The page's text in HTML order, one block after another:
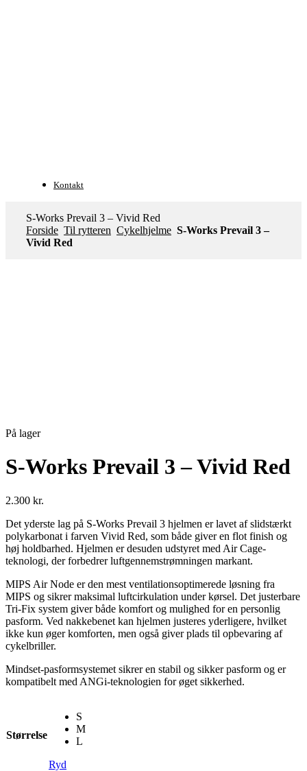
Kontakt
S-Works Prevail 3 – Vivid Red
Forside Til rytteren Cykelhjelme S-Works Prevail 3 –
Vivid Red
På lager
S-Works Prevail 3 – Vivid Red
2.300 kr.
Det yderste lag på S-Works Prevail 3 hjelmen er lavet af slidstærkt
polykarbonat i farven Vivid Red, som både giver en flot finish og
høj holdbarhed. Hjelmen er desuden udstyret med Air Cage-
teknologi, der forbedrer luftgennemstrømningen markant.
MIPS Air Node er den mest ventilationsoptimerede løsning fra
MIPS og sikrer maksimal luftcirkulation under kørsel. Det justerbare
Tri-Fix system giver både komfort og mulighed for en personlig
pasform. Ved nakkebenet kan hjelmen justeres yderligere, hvilket
ikke kun øger komforten, men også giver plads til opbevaring af
cykelbriller.
Mindset-pasformsystemet sikrer en stabil og sikker pasform og er
kompatibelt med ANGi-teknologien for øget sikkerhed.
Størrelse
S
M
L
Ryd